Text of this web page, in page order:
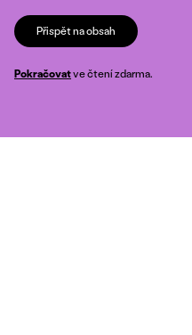
Přispět na obsah
Pokračovatve čtení zdarma.